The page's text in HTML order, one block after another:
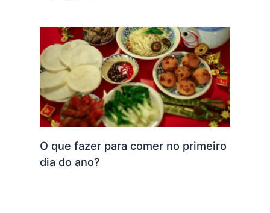
O que fazer para comer no primeiro
dia do ano?